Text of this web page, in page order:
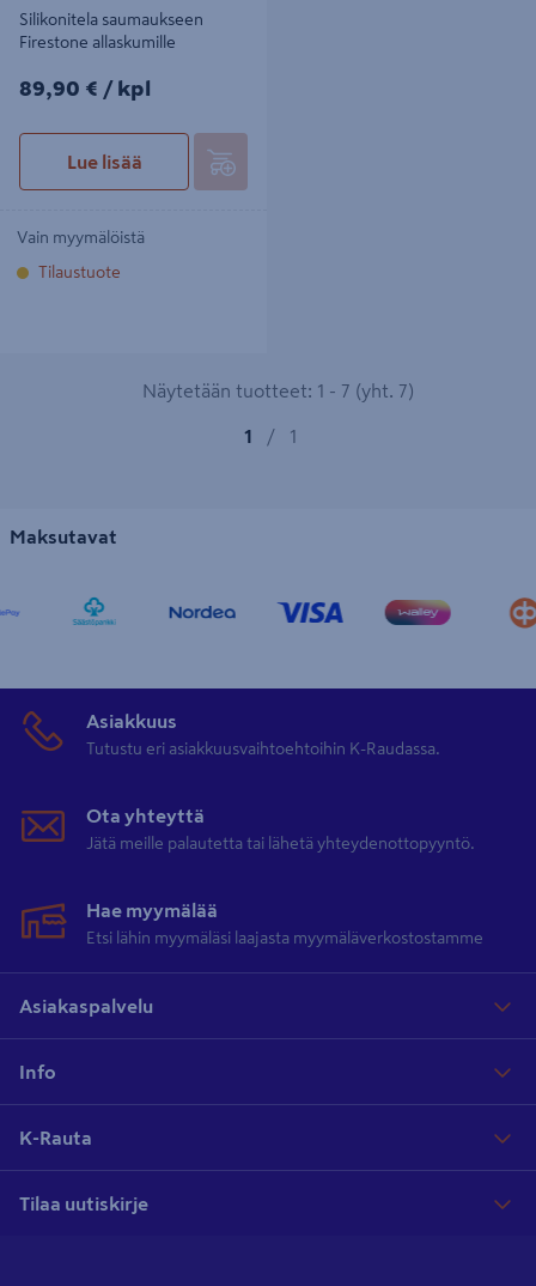
Silikonitela saumaukseen
Firestone allaskumille
89,90€/kpl
89,90 € / kpl
Lue lisää
Vain myymälöistä
Tilaustuote
Näytetään tuotteet: 1 - 7 (yht. 7)
1 / 1
Maksutavat
Asiakkuus
Tutustu eri asiakkuusvaihtoehtoihin K-Raudassa.
Ota yhteyttä
Jätä meille palautetta tai lähetä yhteydenottopyyntö.
Hae myymälää
Etsi lähin myymäläsi laajasta myymäläverkostostamme
Asiakaspalvelu
Info
K-Rauta
Tilaa uutiskirje